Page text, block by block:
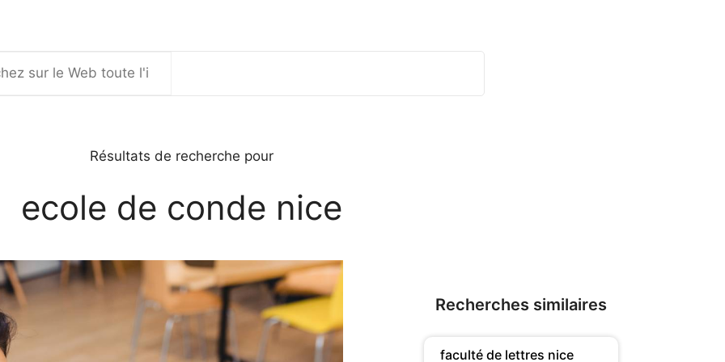
Résultats de recherche pour
ecole de conde nice
Recherches similaires
faculté de lettres nice